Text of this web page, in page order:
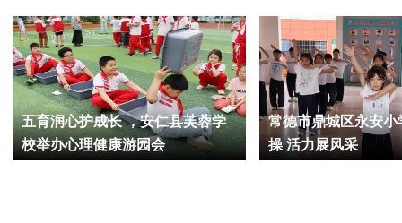
五育润心护成长 ，安仁县芙蓉学
校举办心理健康游园会
常德市鼎城区永安小
操 活力展风采